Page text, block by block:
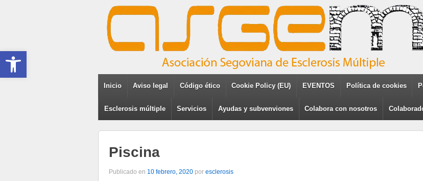
Abrir barra de herramientas
Inicio Aviso legal Código ético Cookie Policy (EU) EVENTOS Política de cookies
Esclerosis múltiple Servicios Ayudas y subvenviones Colabora con nosotros
Piscina
Publicado en 10 febrero, 2020 por esclerosis